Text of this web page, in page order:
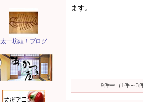
太一坊頭！ブログ
ます。
9件中（1件～